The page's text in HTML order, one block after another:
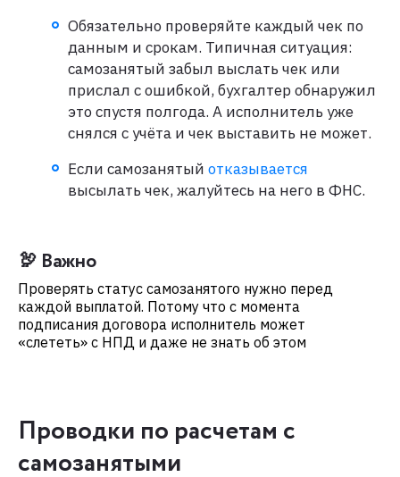
Обязательно проверяйте каждый чек по
данным и срокам. Типичная ситуация:
самозанятый забыл выслать чек или
прислал с ошибкой, бухгалтер обнаружил
это спустя полгода. А исполнитель уже
снялся с учёта и чек выставить не может.
Если самозанятый отказывается
высылать чек, жалуйтесь на него в ФНС.
🦃 Важно
Проверять статус самозанятого нужно перед
каждой выплатой. Потому что с момента
подписания договора исполнитель может
«слететь» с НПД и даже не знать об этом
Проводки по расчетам с
самозанятыми